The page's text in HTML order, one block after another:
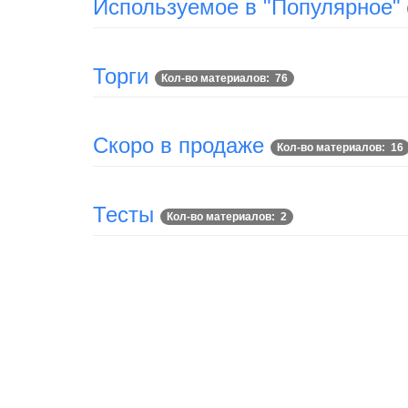
Используемое в "Популярное"
Торги Кол-во материалов: 76
Скоро в продаже Кол-во материалов: 16
Тесты Кол-во материалов: 2